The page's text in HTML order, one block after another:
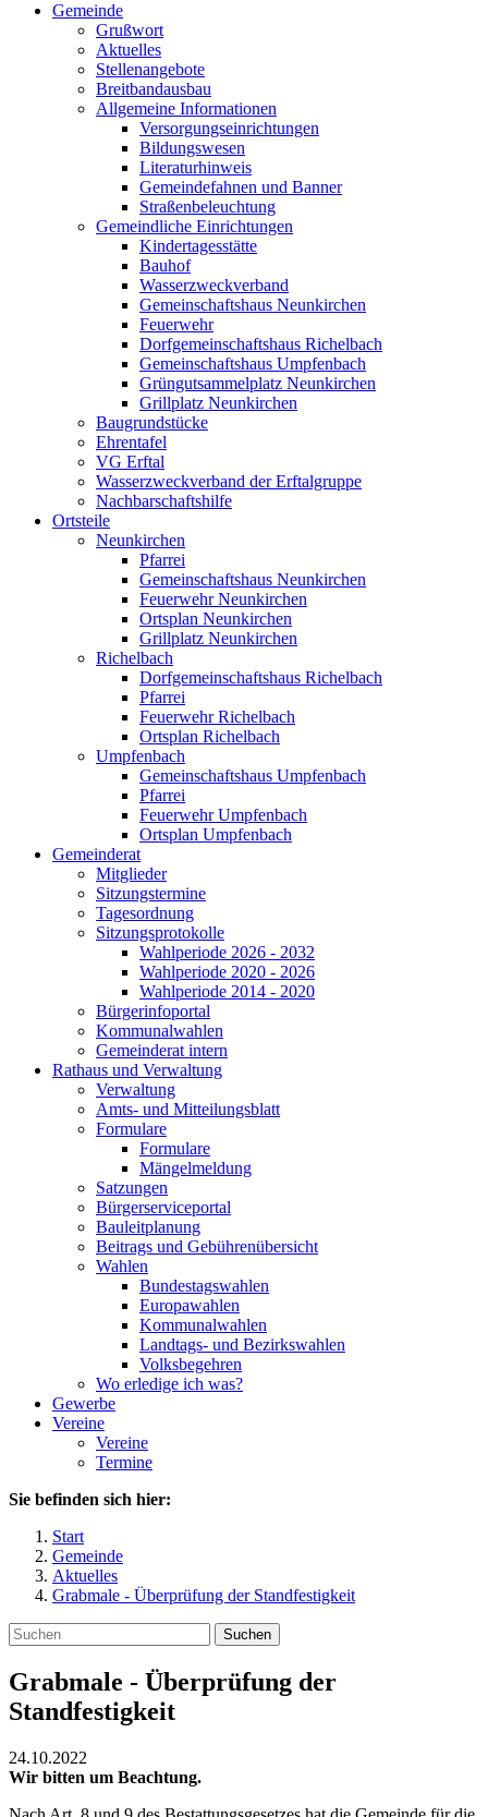
Gemeinde
Grußwort
Aktuelles
Stellenangebote
Breitbandausbau
Allgemeine Informationen
Versorgungseinrichtungen
Bildungswesen
Literaturhinweis
Gemeindefahnen und Banner
Straßenbeleuchtung
Gemeindliche Einrichtungen
Kindertagesstätte
Bauhof
Wasserzweckverband
Gemeinschaftshaus Neunkirchen
Feuerwehr
Dorfgemeinschaftshaus Richelbach
Gemeinschaftshaus Umpfenbach
Grüngutsammelplatz Neunkirchen
Grillplatz Neunkirchen
Baugrundstücke
Ehrentafel
VG Erftal
Wasserzweckverband der Erftalgruppe
Nachbarschaftshilfe
Ortsteile
Neunkirchen
Pfarrei
Gemeinschaftshaus Neunkirchen
Feuerwehr Neunkirchen
Ortsplan Neunkirchen
Grillplatz Neunkirchen
Richelbach
Dorfgemeinschaftshaus Richelbach
Pfarrei
Feuerwehr Richelbach
Ortsplan Richelbach
Umpfenbach
Gemeinschaftshaus Umpfenbach
Pfarrei
Feuerwehr Umpfenbach
Ortsplan Umpfenbach
Gemeinderat
Mitglieder
Sitzungstermine
Tagesordnung
Sitzungsprotokolle
Wahlperiode 2026 - 2032
Wahlperiode 2020 - 2026
Wahlperiode 2014 - 2020
Bürgerinfoportal
Kommunalwahlen
Gemeinderat intern
Rathaus und Verwaltung
Verwaltung
Amts- und Mitteilungsblatt
Formulare
Formulare
Mängelmeldung
Satzungen
Bürgerserviceportal
Bauleitplanung
Beitrags und Gebührenübersicht
Wahlen
Bundestagswahlen
Europawahlen
Kommunalwahlen
Landtags- und Bezirkswahlen
Volksbegehren
Wo erledige ich was?
Gewerbe
Vereine
Vereine
Termine
Sie befinden sich hier:
Start
Gemeinde
Aktuelles
Grabmale - Überprüfung der Standfestigkeit
Suchen
Grabmale - Überprüfung der
Standfestigkeit
24.10.2022
Wir bitten um Beachtung.